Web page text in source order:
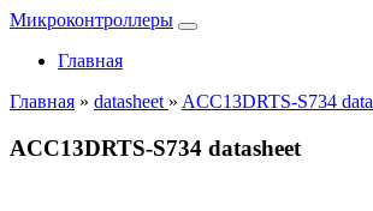
Микроконтроллеры
Главная
Главная » datasheet » ACC13DRTS-S734
ACC13DRTS-S734 datasheet